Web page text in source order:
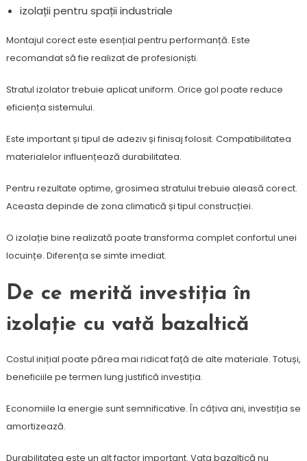
izolații pentru spații industriale
Montajul corect este esențial pentru performanță. Este
recomandat să fie realizat de profesioniști.
Stratul izolator trebuie aplicat uniform. Orice gol poate reduce
eficiența sistemului.
Este important și tipul de adeziv și finisaj folosit. Compatibilitatea
materialelor influențează durabilitatea.
Pentru rezultate optime, grosimea stratului trebuie aleasă corect.
Aceasta depinde de zona climatică și tipul construcției.
O izolație bine realizată poate transforma complet confortul unei
locuințe. Diferența se simte imediat.
De ce merită investiția în
izolație cu vată bazaltică
Costul inițial poate părea mai ridicat față de alte materiale. Totuși,
beneficiile pe termen lung justifică investiția.
Economiile la energie sunt semnificative. În câțiva ani, investiția se
amortizează.
Durabilitatea este un alt factor important. Vata bazaltică nu